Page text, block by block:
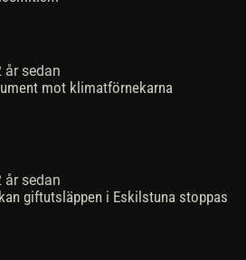
år sedan
mot klimatförnekarna
år sedan
giftutsläppen i Eskilstuna stoppas